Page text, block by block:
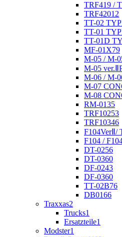
TRF419 /
TRF42012
TT-02
TT-01
TT-01D
MF-01X79
M-05 / M-
M-05
M-06 / M-
M-07
M-08
RM-0135
TRF10253
TRF10346
F104VerⅡ/
F104 /
DT-0256
DT-0360
DF-0243
DF-0360
TT-02B76
DB0166
Traxxas2
Trucks1
Ersatzteile1
Modster1